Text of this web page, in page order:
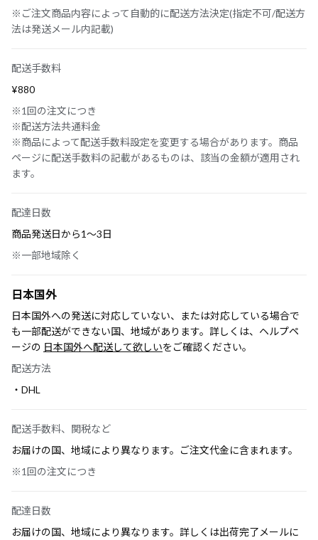
※ご注文商品内容によって自動的に配送方法決定(指定不可/配送方
法は発送メール内記載)
配送手数料
¥880
※1回の注文につき
※配送方法共通料金
※商品によって配送手数料設定を変更する場合があります。商品
ページに配送手数料の記載があるものは、該当の金額が適用され
ます。
配達日数
商品発送日から1〜3日
※一部地域除く
日本国外
日本国外への発送に対応していない、または対応している場合で
も一部配送ができない国、地域があります。詳しくは、ヘルプペ
ージの 日本国外へ配送して欲しいをご確認ください。
配送方法
・DHL
配送手数料、関税など
お届けの国、地域により異なります。ご注文代金に含まれます。
※1回の注文につき
配達日数
お届けの国、地域により異なります。詳しくは出荷完了メールに